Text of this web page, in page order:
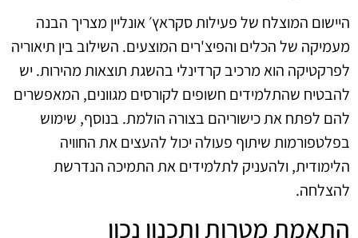
היישום המוצלח של פעילות סקראץ׳ אונליין מצריך הבנה
מעמיקה של הכלים והפיצ'רים המוצעים. השילוב בין תיאוריה
לפרקטיקה הוא מרכיב קרדינלי בהשגת תוצאות מהירות. יש
להבטיח שהתלמידים חשופים לקורסים מגוונים, המאפשרים
להם לפתח את כישוריהם בצורה הולמת. בנוסף, שימוש
בפלטפורמות שיתוף פעולה יכול להעצים את החוויה
הלימודית, ולהעניק לתלמידים את התמיכה הנדרשת
להצלחה.
התאמת מטרות ותכנון נכון